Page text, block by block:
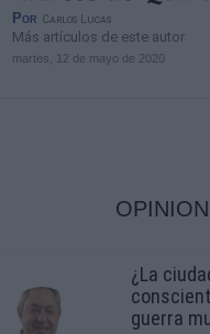
Por Carlos Lucas
Más artículos de este autor
martes, 12 de mayo de 2020
¿La
guerra